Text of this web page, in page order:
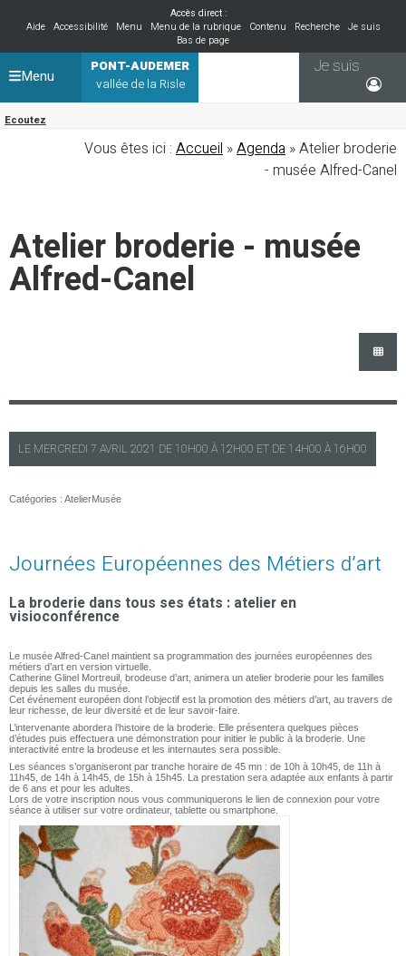
Accès direct :
Aide
Accessibilité Menu Menu de la rubrique Contenu Recherche
Je suis
Bas de page
PONT-AUDEMER
vallée de la Risle
Ecoutez
Je suis
Menu
Vous êtes ici : Accueil »Agenda » Atelier broderie
- musée Alfred-Canel
Atelier broderie - musée
Alfred-Canel
LE MERCREDI 7 AVRIL 2021 DE 10H00 À 12H00 ET DE 14H00 À 16H00
Catégories : AtelierMusée
Journées Européennes des Métiers d’art
La broderie dans tous ses états : atelier en
visioconférence
Le musée Alfred-Canel maintient sa programmation des journées européennes des
métiers d’art en version virtuelle.
Catherine Glinel Mortreuil, brodeuse d’art, animera un atelier broderie pour les familles
depuis les salles du musée.
Cet événement européen dont l’objectif est la promotion des métiers d’art, au travers de
leur richesse, de leur diversité et de leur savoir-faire.
L’intervenante abordera l’histoire de la broderie. Elle présentera quelques pièces
d’études puis effectuera une démonstration pour initier le public à la broderie. Une
interactivité entre la brodeuse et les internautes sera possible.
Les séances s’organiseront par tranche horaire de 45 mn : de 10h à 10h45, de 11h à
11h45, de 14h à 14h45, de 15h à 15h45. La prestation sera adaptée aux enfants à partir
de 6 ans et pour les adultes.
Lors de votre inscription nous vous communiquerons le lien de connexion pour votre
séance à utiliser sur votre ordinateur, tablette ou smartphone.